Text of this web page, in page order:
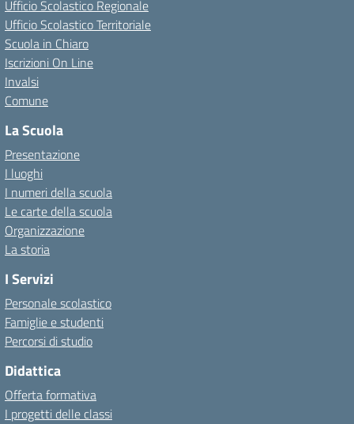
Ufficio Scolastico Regionale
Ufficio Scolastico Territoriale
Scuola in Chiaro
Iscrizioni On Line
Invalsi
Comune
La Scuola
Presentazione
I luoghi
I numeri della scuola
Le carte della scuola
Organizzazione
La storia
I Servizi
Personale scolastico
Famiglie e studenti
Percorsi di studio
Didattica
Offerta formativa
I progetti delle classi